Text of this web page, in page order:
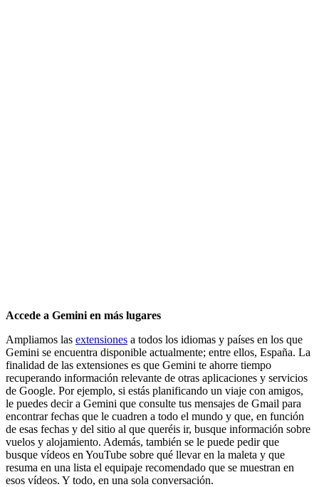
Accede a Gemini en más lugares
Ampliamos las extensiones a todos los idiomas y países en los que
Gemini se encuentra disponible actualmente; entre ellos, España. La
finalidad de las extensiones es que Gemini te ahorre tiempo
recuperando información relevante de otras aplicaciones y servicios
de Google. Por ejemplo, si estás planificando un viaje con amigos,
le puedes decir a Gemini que consulte tus mensajes de Gmail para
encontrar fechas que le cuadren a todo el mundo y que, en función
de esas fechas y del sitio al que queréis ir, busque información sobre
vuelos y alojamiento. Además, también se le puede pedir que
busque vídeos en YouTube sobre qué llevar en la maleta y que
resuma en una lista el equipaje recomendado que se muestran en
esos vídeos. Y todo, en una sola conversación.